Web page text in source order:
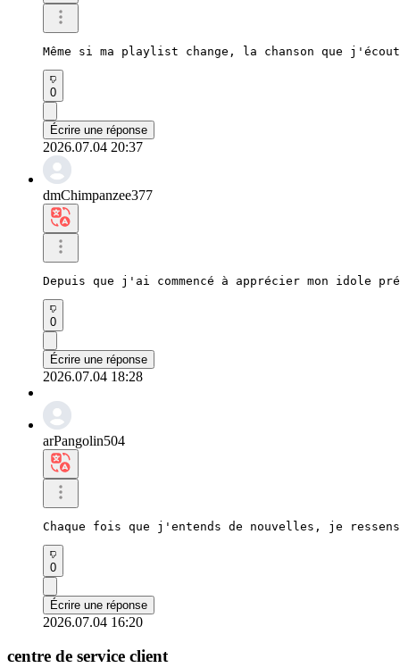
Même si ma playlist change, la chanson que
0
Écrire une réponse
2026.07.04 20:37
dmChimpanzee377
Depuis que j'ai commencé à apprécier mon idole
0
Écrire une réponse
2026.07.04 18:28
arPangolin504
Chaque fois que j'entends de nouvelles, je
0
Écrire une réponse
2026.07.04 16:20
centre de service client